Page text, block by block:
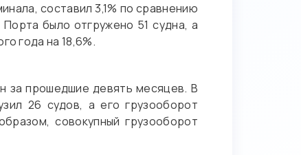
составил 3,1% по сравнению
было отгружено 51 судна, а
года на 18,6%.
за прошедшие девять месяцев. В
26 судов, а его грузооборот
совокупный грузооборот